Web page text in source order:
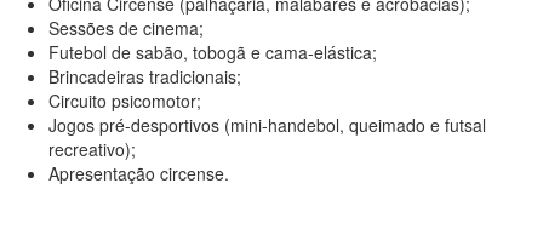
Sessões de cinema;
Futebol de sabão, tobogã e cama-elástica;
Brincadeiras tradicionais;
Circuito psicomotor;
Jogos pré-desportivos (mini-handebol, queimado e futsal
recreativo);
Apresentação circense.